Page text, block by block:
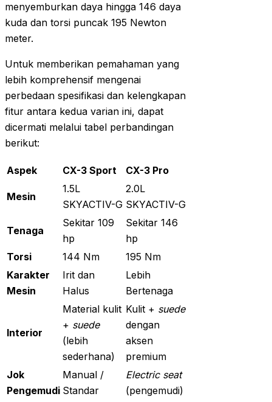
menyemburkan daya hingga 146 daya
kuda dan torsi puncak 195 Newton
meter.
Untuk memberikan pemahaman yang
lebih komprehensif mengenai
perbedaan spesifikasi dan kelengkapan
fitur antara kedua varian ini, dapat
dicermati melalui tabel perbandingan
berikut:
Aspek CX-3 Sport CX-3 Pro
Mesin
1.5L
SKYACTIV-G
2.0L
SKYACTIV-G
Tenaga
Sekitar 109
hp
Sekitar 146
hp
Torsi
144 Nm
195 Nm
Karakter
Mesin
Irit dan
Halus
Lebih
Bertenaga
Interior
Material kulit
+ suede
(lebih
sederhana)
Kulit + suede
dengan
aksen
premium
Jok
Pengemudi
Manual /
Standar
Electric seat
(pengemudi)